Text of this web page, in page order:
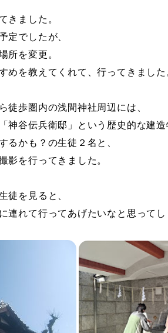
きました。
定でしたが、
所を変更。
めを教えてくれて、行ってきました
徒歩圏内の浅間神社周辺には、
神谷伝兵衛邸」という歴史的な建造
るかも？の生徒２名と、
影を行ってきました。
徒を見ると、
連れて行ってあげたいなと思ってし